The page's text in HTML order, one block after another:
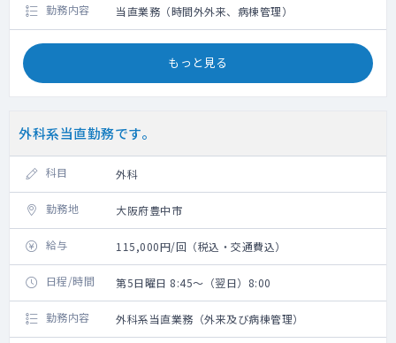
勤務内容 当直業務（時間外外来、病棟管理）
もっと見る
外科系当直勤務です。
科目 外科
勤務地 大阪府豊中市
給与 115,000円/回（税込・交通費込）
日程/時間 第5日曜日 8:45～（翌日）8:00
勤務内容 外科系当直業務（外来及び病棟管理）